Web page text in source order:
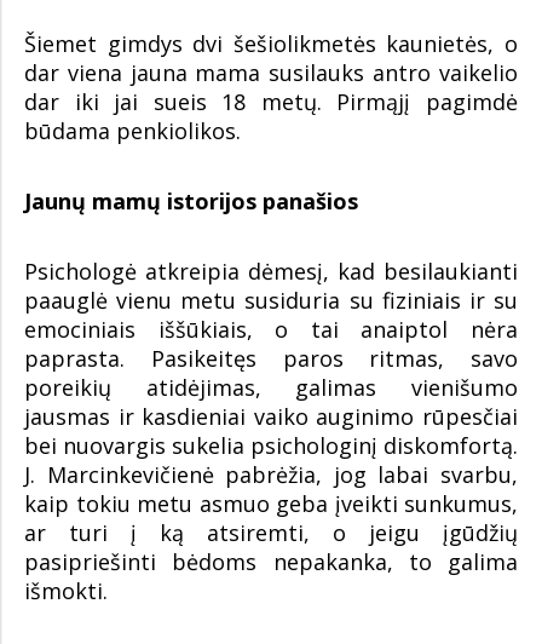
Šiemet gimdys dvi šešiolikmetės kaunietės, o
dar viena jauna mama susilauks antro vaikelio
dar iki jai sueis 18 metų. Pirmąjį pagimdė
būdama penkiolikos.
Jaunų mamų istorijos panašios
Psichologė atkreipia dėmesį, kad besilaukianti
paauglė vienu metu susiduria su fiziniais ir su
emociniais iššūkiais, o tai anaiptol nėra
paprasta. Pasikeitęs paros ritmas, savo
poreikių atidėjimas, galimas vienišumo
jausmas ir kasdieniai vaiko auginimo rūpesčiai
bei nuovargis sukelia psichologinį diskomfortą.
J. Marcinkevičienė pabrėžia, jog labai svarbu,
kaip tokiu metu asmuo geba įveikti sunkumus,
ar turi į ką atsiremti, o jeigu įgūdžių
pasipriešinti bėdoms nepakanka, to galima
išmokti.